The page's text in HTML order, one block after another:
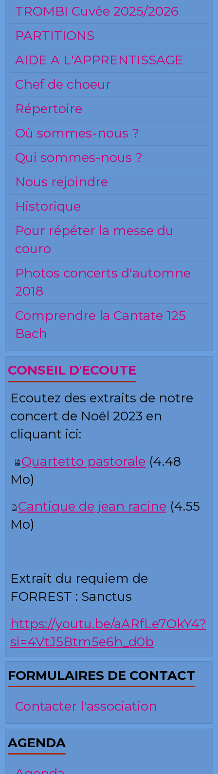
TROMBI Cuvée 2025/2026
PARTITIONS
AIDE A L'APPRENTISSAGE
Chef de choeur
Répertoire
Où sommes-nous ?
Qui sommes-nous ?
Nous rejoindre
Historique
Pour répéter la messe du
couro
Photos concerts d'automne
2018
Comprendre la Cantate 125
Bach
CONSEIL D'ECOUTE
Ecoutez des extraits de notre
concert de Noël 2023 en
cliquant ici:
Quartetto pastorale (4.48
Mo)
Cantique de jean racine (4.55
Mo)
Extrait du requiem de
FORREST : Sanctus
https://youtu.be/aARfLe7OkY4?
si=4VtJ5Btm5e6h_d0b
FORMULAIRES DE CONTACT
Contacter l'association
AGENDA